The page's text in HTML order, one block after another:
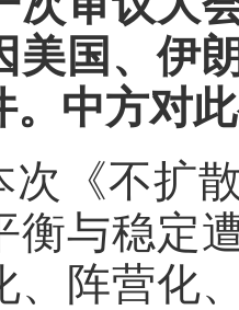
美国、伊
。中方对
次《不扩
衡与稳定
、阵营化